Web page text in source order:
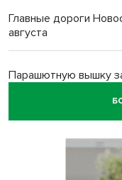
Главные дороги
августа
Парашютную вышку
отдыха в